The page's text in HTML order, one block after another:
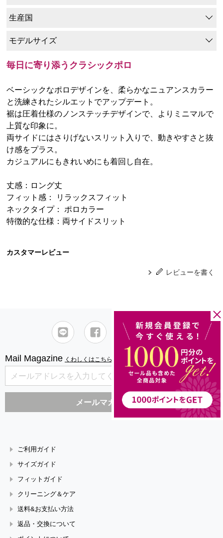
生産国
モデルサイズ
毎日に寄り添うクラシックポロ
ベーシックなポロデザインを、柔らかなニュアンスカラー
と洗練されたシルエットでアップデート。
裾は圧着仕様のノンステッチデザインで、よりミニマルで
上質な印象に。
両サイドにはさりげないスリット入りで、動きやすさと抜
け感をプラス。
カジュアルにもきれいめにも着回し自在。
丈感：ロング丈
フィット感： リラックスフィット
ネックタイプ： ポロカラー
特徴的な仕様：両サイドスリット
カスタマーレビュー
レビューを書く
Mail Magazine くわしくはこちら
ご利用ガイド
サイズガイド
フィットガイド
クリーニング＆ケア
送料&お支払い方法
返品・交換について